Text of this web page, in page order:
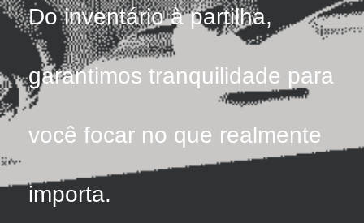
Do inventário à partilha,
garantimos tranquilidade para
você focar no que realmente
importa.